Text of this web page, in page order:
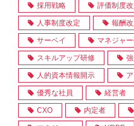
採用戦略 評価制度
人事制度改定 報酬
サーベイ マネジャ
スキルアップ研修
人的資本情報開示
優秀な社員 経営者
CXO 内定者